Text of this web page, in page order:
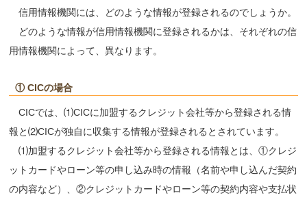
信用情報機関には、どのような情報が登録されるのでしょうか。
どのような情報が信用情報機関に登録されるかは、それぞれの信
用情報機関によって、異なります。
① CICの場合
CICでは、⑴CICに加盟するクレジット会社等から登録される情
報と⑵CICが独自に収集する情報が登録されるとされています。
⑴加盟するクレジット会社等から登録される情報とは、①クレジ
ットカードやローン等の申し込み時の情報（名前や申し込んだ契約
の内容など）、②クレジットカードやローン等の契約内容や支払状